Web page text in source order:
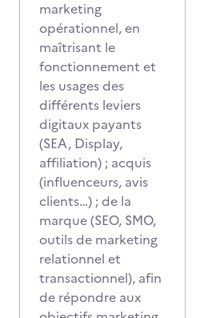
marketing
opérationnel, en
maîtrisant le
fonctionnement et
les usages des
différents leviers
digitaux payants
(SEA, Display,
affiliation) ; acquis
(influenceurs, avis
clients…) ; de la
marque (SEO, SMO,
outils de marketing
relationnel et
transactionnel), afin
de répondre aux